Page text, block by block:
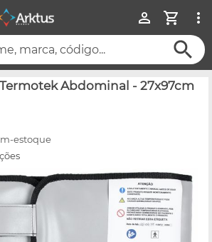
marca, código...
Abdominal - 27x97cm
estoque